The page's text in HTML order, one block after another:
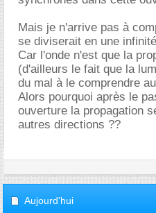
Mais je n'arrive pas à
se diviserait en une
Car l'onde n'est que la
(d'ailleurs le fait que la
du mal à le comprendre
Alors pourquoi après le
ouverture la propagation
autres directions ??
Aujourd'hui